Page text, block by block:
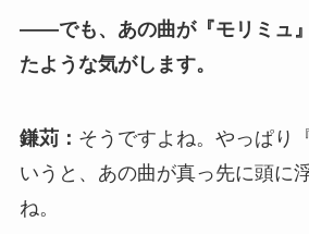
――でも、あの曲が『モリミュ
たような気がします。
鎌苅： そうですよね。やっぱり
いうと、あの曲が真っ先に頭に
ね。